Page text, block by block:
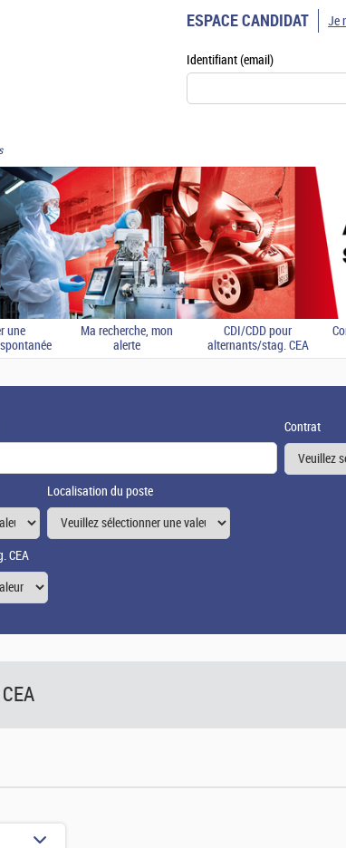
ESPACE CANDIDAT
Identifiant (email)
Je
une
Ma recherche, mon
alerte
CDI/CDD pour
alternants/stag. CEA
Contrat
Localisation du poste
CEA
CEA